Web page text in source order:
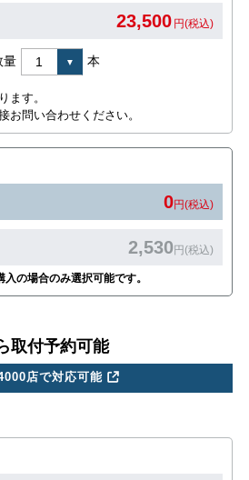
23,500 円(税込)
量 本
ます。
お問い合わせください。
0円(税込)
2,530円(税込)
の場合のみ選択可能です。
取付予約可能
店で対応可能